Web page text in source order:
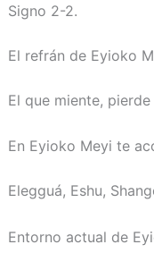
Signo 2-2.
El refrán de Eyioko
El que miente,
En Eyioko Meyi te
Elegguá, Eshu,
Entorno actual de